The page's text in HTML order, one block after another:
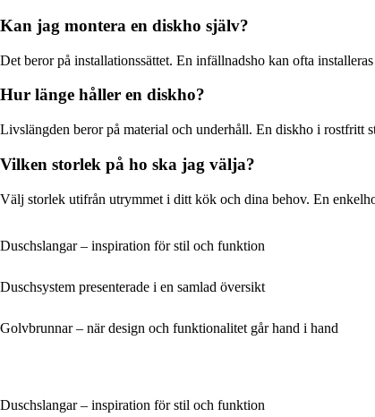
Kan jag montera en diskho själv?
Det beror på installationssättet. En infällnadsho kan ofta
Hur länge håller en diskho?
Livslängden beror på material och underhåll. En diskho i rostfritt
Vilken storlek på ho ska jag välja?
Välj storlek utifrån utrymmet i ditt kök och dina behov. En
Duschslangar – inspiration för stil och funktion
Duschsystem presenterade i en samlad översikt
Golvbrunnar – när design och funktionalitet går hand i hand
Duschslangar – inspiration för stil och funktion